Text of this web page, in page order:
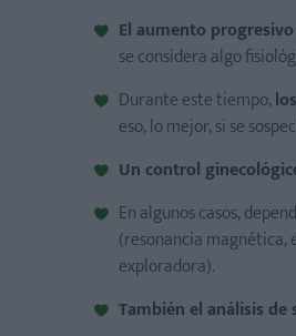
El aumento
se considera algo
Durante este tiempo,
eso, lo mejor, si se
Un control
En algunos casos,
(resonancia magnética,
exploradora).
También el análisis